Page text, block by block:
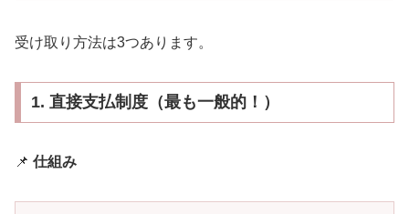
受け取り方法は3つあります。
1. 直接支払制度（最も一般的！）
📌 仕組み